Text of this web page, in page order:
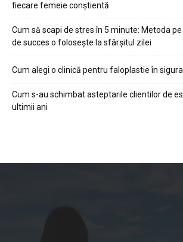
fiecare femeie conștientă
Cum să scapi de stres în 5 minute: Metoda
de succes o folosește la sfârșitul zilei
Cum alegi o clinică pentru faloplastie în
Cum s-au schimbat asteptarile clientilor de
ultimii ani